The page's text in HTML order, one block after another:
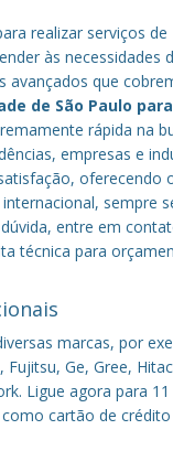
realizar serviços de
às necessidades
avançados que
de São Paulo para
rápida na
empresas e
oferecendo
sempre
entre em
técnica para
marcas, por
Ge, Gree,
Ligue agora para
cartão de crédito